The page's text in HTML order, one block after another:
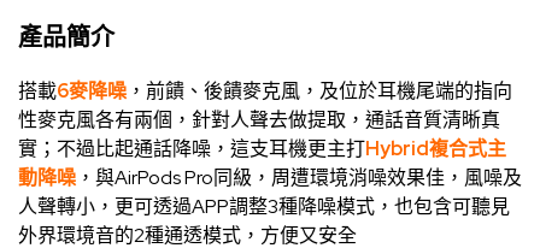
產品簡介
搭載6麥降噪 ，前饋、後饋麥克風，及位於耳機尾端的指向
性麥克風各有兩個，針對人聲去做提取，通話音質清晰真
實；不過比起通話降噪，這支耳機更主打Hybrid複合式主
動降噪 ，與AirPods Pro同級，周遭環境消噪效果佳，風噪及
人聲轉小，更可透過APP調整3種降噪模式，也包含可聽見
外界環境音的2種通透模式，方便又安全